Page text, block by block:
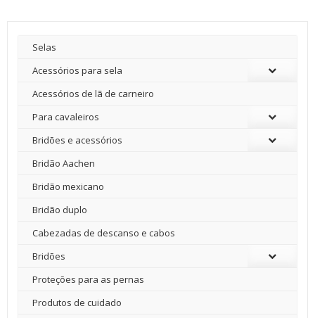
Selas
Acessórios para sela
Acessórios de lã de carneiro
Para cavaleiros
Bridões e acessórios
Bridão Aachen
Bridão mexicano
Bridão duplo
Cabezadas de descanso e cabos
Bridões
Proteções para as pernas
Produtos de cuidado